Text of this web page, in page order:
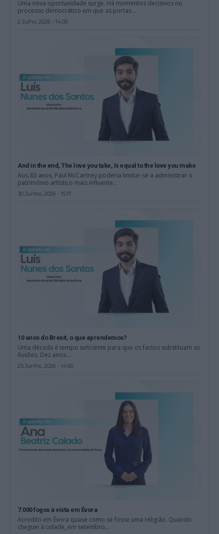
Uma nova oportunidade surge. Há momentos decisivos no
processo democrático em que as portas...
2 Julho, 2026 - 14:00
And in the end, The love you take, Is equal to the love you make
Aos 83 anos, Paul McCartney poderia limitar-se a administrar o
património artístico mais influente...
30 Junho, 2026 - 15:17
10 anos do Brexit, o que aprendemos?
Uma década é tempo suficiente para que os factos substituam as
ilusões. Dez anos...
25 Junho, 2026 - 14:00
7.000 fogos à vista em Évora
Acredito em Évora quase como se fosse uma religião. Quando
cheguei à cidade, em setembro...